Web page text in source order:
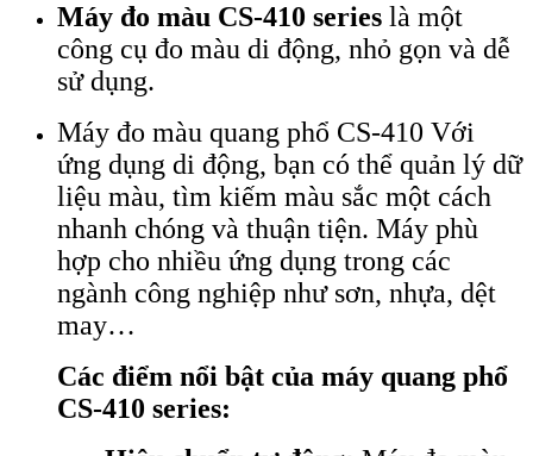
Máy đo màu CS-410 series là một
công cụ đo màu di động, nhỏ gọn và dễ
sử dụng.
Máy đo màu quang phổ CS-410 Với
ứng dụng di động, bạn có thể quản lý dữ
liệu màu, tìm kiếm màu sắc một cách
nhanh chóng và thuận tiện. Máy phù
hợp cho nhiều ứng dụng trong các
ngành công nghiệp như sơn, nhựa, dệt
may…
Các điểm nổi bật của máy quang phổ
CS-410 series: